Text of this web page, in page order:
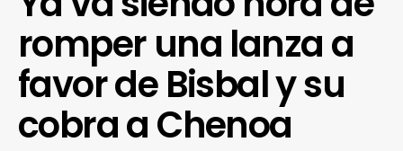
romper una lanza a
favor de Bisbal y su
cobra a Chenoa